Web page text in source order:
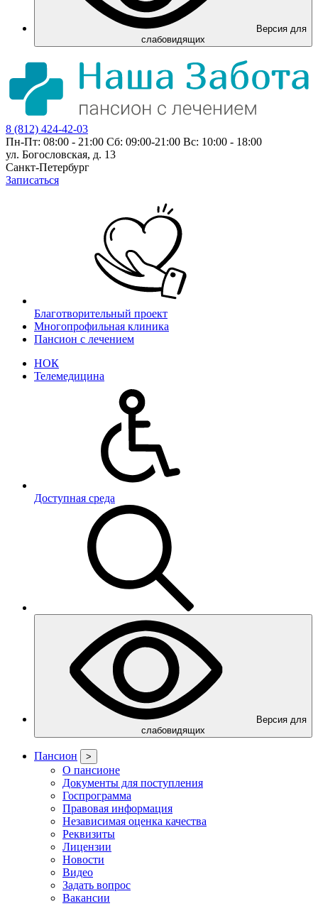
Версия для
слабовидящих
8 (812) 424-42-03
Пн-Пт: 08:00 - 21:00 Сб: 09:00-21:00 Вс: 10:00 - 18:00
ул. Богословская, д. 13
Санкт-Петербург
Записаться
Благотворительный проект
Многопрофильная клиника
Пансион с лечением
НОК
Телемедицина
Доступная среда
Версия для
слабовидящих
Пансион >
О пансионе
Документы для поступления
Госпрограмма
Правовая информация
Независимая оценка качества
Реквизиты
Лицензии
Новости
Видео
Задать вопрос
Вакансии